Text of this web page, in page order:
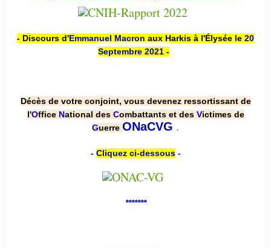
- Discours d'Emmanuel Macron aux Harkis à l'Élysée le 20
Septembre 2021 -
Décès de votre conjoint, vous devenez ressortissant de
l'Office National des Combattants et des Victimes de
Guerre ONaCVG .
- Cliquez ci-dessous-
*******